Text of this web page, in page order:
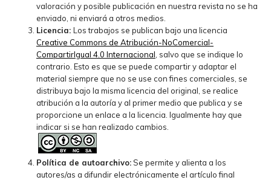
valoración y posible publicación en nuestra revista no se ha
enviado, ni enviará a otros medios.
Licencia: Los trabajos se publican bajo una licencia
Creative Commons de Atribución-NoComercial-
CompartirIgual 4.0 Internacional , salvo que se indique lo
contrario. Esto es que se puede compartir y adaptar el
material siempre que no se use con fines comerciales, se
distribuya bajo la misma licencia del original, se realice
atribución a la autoría y al primer medio que publica y se
proporcione un enlace a la licencia. Igualmente hay que
indicar si se han realizado cambios.
Política de autoarchivo:Se permite y alienta a los
autores/as a difundir electrónicamente el artículo final